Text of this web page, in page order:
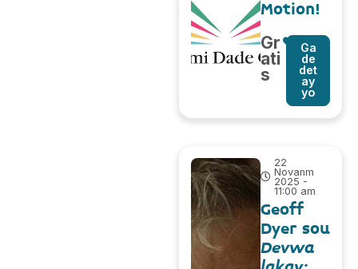
Motion!
Gr
ati
s
Ga
de
det
ay
yo
22
Novanm
2025 -
11:00 am
Geoff
Dyer sou
Devwa